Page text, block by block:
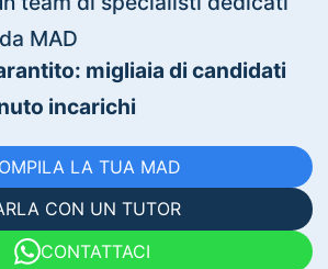
MAD
migliaia di candidati
incarichi
LA TUA MAD
CON UN TUTOR
CONTATTACI